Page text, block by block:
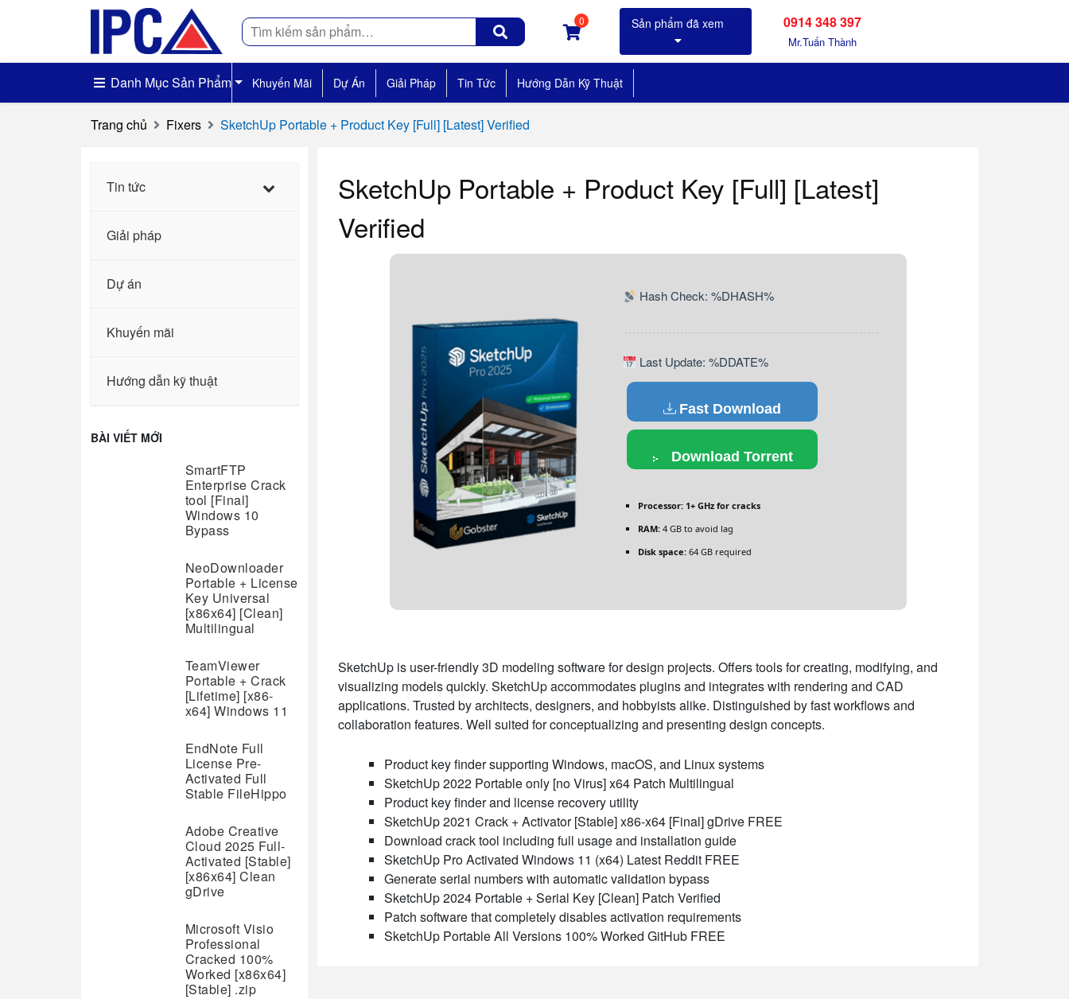
Tìm
kiếm
0 0914 348 397
Mr.Tuấn Thành
Danh Mục Sản Phẩm Khuyến Mãi Dự Án Giải Pháp Tin Tức Hướng Dẫn Kỹ Thuật
Trang chủ Fixers SketchUp Portable + Product Key [Full] [Latest] Verified
Tin tức
Giải pháp
Dự án
Khuyến mãi
Hướng dẫn kỹ thuật
BÀI VIẾT MỚI
SmartFTP
Enterprise Crack
tool [Final]
Windows 10
Bypass
NeoDownloader
Portable + License
Key Universal
[x86x64] [Clean]
Multilingual
TeamViewer
Portable + Crack
[Lifetime] [x86-
x64] Windows 11
EndNote Full
License Pre-
Activated Full
Stable FileHippo
Adobe Creative
Cloud 2025 Full-
Activated [Stable]
[x86x64] Clean
gDrive
Microsoft Visio
Professional
Cracked 100%
Worked [x86x64]
[Stable] .zip
SketchUp Portable + Product Key [Full] [Latest]
Verified
Hash Check: %DHASH%
Last Update: %DDATE%
Fast Download
Download Torrent
Processor:1+ GHz for cracks
RAM:4 GB to avoid lag
Disk space:64 GB required
SketchUp is user-friendly 3D modeling software for design projects. Offers tools for creating, modifying, and
visualizing models quickly. SketchUp accommodates plugins and integrates with rendering and CAD
applications. Trusted by architects, designers, and hobbyists alike. Distinguished by fast workflows and
collaboration features. Well suited for conceptualizing and presenting design concepts.
Product key finder supporting Windows, macOS, and Linux systems
SketchUp 2022 Portable only [no Virus] x64 Patch Multilingual
Product key finder and license recovery utility
SketchUp 2021 Crack + Activator [Stable] x86-x64 [Final] gDrive FREE
Download crack tool including full usage and installation guide
SketchUp Pro Activated Windows 11 (x64) Latest Reddit FREE
Generate serial numbers with automatic validation bypass
SketchUp 2024 Portable + Serial Key [Clean] Patch Verified
Patch software that completely disables activation requirements
SketchUp Portable All Versions 100% Worked GitHub FREE